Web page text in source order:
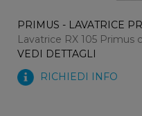
PRIMUS - LAVATRICE
Lavatrice RX 105 Primus
VEDI DETTAGLI
RICHIEDI INFO